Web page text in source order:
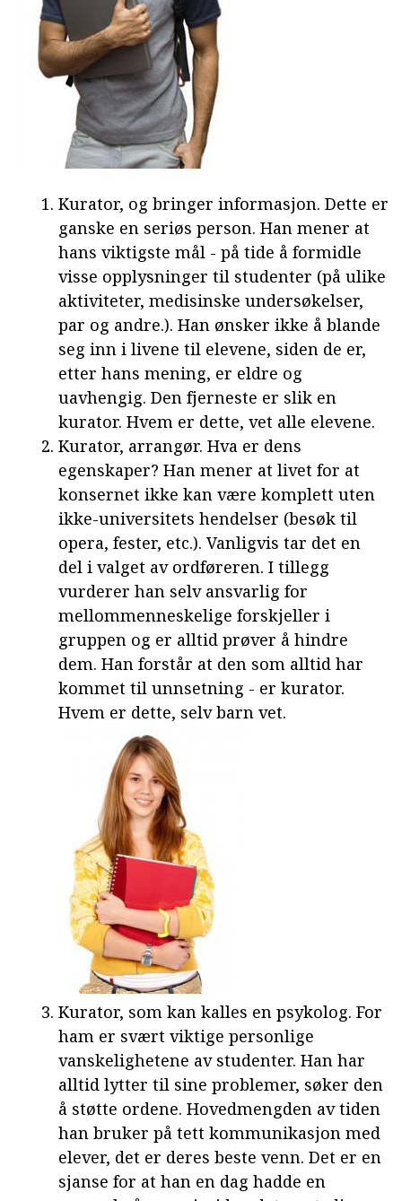
Kurator, og bringer informasjon. Dette er
ganske en seriøs person. Han mener at
hans viktigste mål - på tide å formidle
visse opplysninger til studenter (på ulike
aktiviteter, medisinske undersøkelser,
par og andre.). Han ønsker ikke å blande
seg inn i livene til elevene, siden de er,
etter hans mening, er eldre og
uavhengig. Den fjerneste er slik en
kurator. Hvem er dette, vet alle elevene.
Kurator, arrangør. Hva er dens
egenskaper? Han mener at livet for at
konsernet ikke kan være komplett uten
ikke-universitets hendelser (besøk til
opera, fester, etc.). Vanligvis tar det en
del i valget av ordføreren. I tillegg
vurderer han selv ansvarlig for
mellommenneskelige forskjeller i
gruppen og er alltid prøver å hindre
dem. Han forstår at den som alltid har
kommet til unnsetning - er kurator.
Hvem er dette, selv barn vet.
Kurator, som kan kalles en psykolog. For
ham er svært viktige personlige
vanskelighetene av studenter. Han har
alltid lytter til sine problemer, søker den
å støtte ordene. Hovedmengden av tiden
han bruker på tett kommunikasjon med
elever, det er deres beste venn. Det er en
sjanse for at han en dag hadde en